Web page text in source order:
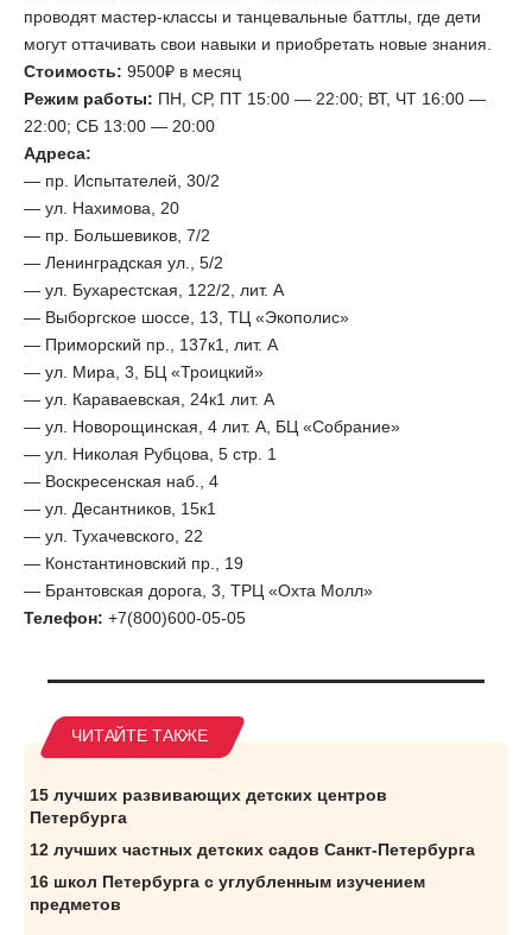
проводят мастер-классы и танцевальные баттлы, где дети
могут оттачивать свои навыки и приобретать новые знания.
Стоимость: 9500₽ в месяц
Режим работы: ПН, СР, ПТ 15:00 — 22:00; ВТ, ЧТ 16:00 —
22:00; СБ 13:00 — 20:00
Адреса:
— пр. Испытателей, 30/2
— ул. Нахимова, 20
— пр. Большевиков, 7/2
— Ленинградская ул., 5/2
— ул. Бухарестская, 122/2, лит. А
— Выборгское шоссе, 13, ТЦ «Экополис»
— Приморский пр., 137к1, лит. А
— ул. Мира, 3, БЦ «Троицкий»
— ул. Караваевская, 24к1 лит. А
— ул. Новорощинская, 4 лит. А, БЦ «Собрание»
— ул. Николая Рубцова, 5 стр. 1
— Воскресенская наб., 4
— ул. Десантников, 15к1
— ул. Тухачевского, 22
— Константиновский пр., 19
— Брантовская дорога, 3, ТРЦ «Охта Молл»
Телефон: +7(800)600-05-05
15 лучших развивающих детских центров
Петербурга
12 лучших частных детских садов Санкт-Петербурга
16 школ Петербурга с углубленным изучением
предметов